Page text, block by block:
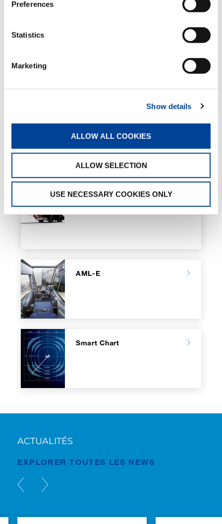
Preferences
Statistics
Marketing
Show details
ALLOW ALL COOKIES
ALLOW SELECTION
USE NECESSARY COOKIES ONLY
GR-700EX-4
GR-900EX-4
AML-E
Smart Chart
ACTUALITÉS
EXPLORER TOUTES LES NEWS